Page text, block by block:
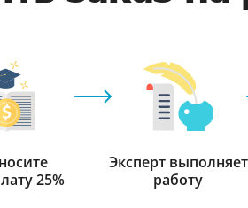
25%
Эксперт выполняет
работу